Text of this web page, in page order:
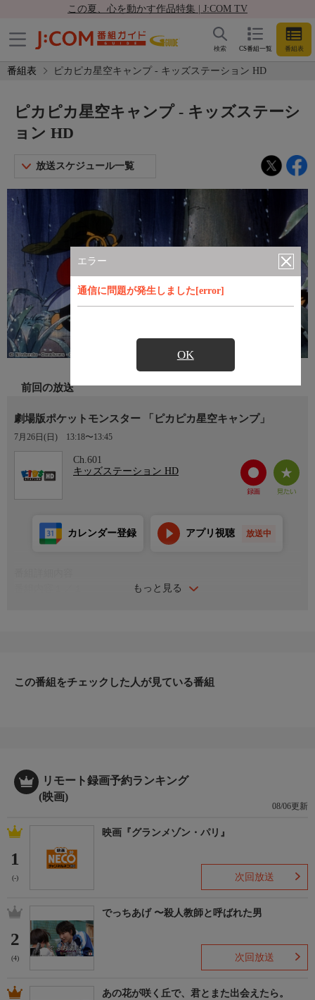
この夏、心を動かす作品特集 | J:COM TV
CS番組一覧 番組表
検索
番組表 ピカピカ星空キャンプ - キッズステーション HD
エラー
通信に問題が発生しました[error]
OK
ピカピカ星空キャンプ - キッズステーシ
ョン HD
放送スケジュール一覧
前回の放送
劇場版ポケットモンスター 「ピカピカ星空キャンプ」
7月26日(日) 13:18〜13:45
Ch.601
キッズステーション HD
もっと見る
カレンダー登録 アプリ視聴 放送中
この番組をチェックした人が見ている番組
リモート録画予約ランキング
(映画)
08/06更新
1
(-)
映画『グランメゾン・パリ』
次回放送
2
(4)
でっちあげ 〜殺人教師と呼ばれた男
次回放送
あの花が咲く丘で、君とまた出会えたら。